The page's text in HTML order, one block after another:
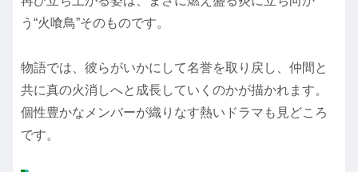
う“火喰鳥”そのものです。
物語では、彼らがいかにして名誉を取り戻し、仲間と
共に真の火消しへと成長していくのかが描かれます。
個性豊かなメンバーが織りなす熱いドラマも見どころ
です。